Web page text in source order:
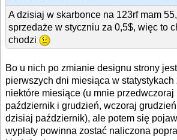
A dzisiaj w skarbonce na 123rf mam
sprzedaże w styczniu za 0,5$, więc to
chodzi
Bo u nich po zmianie designu strony
pierwszych dni miesiąca w statystykach
niektóre miesiące (u mnie przedwczoraj
październik i grudzień, wczoraj grudzień
dzisiaj październik), ale potem się
wypłaty powinna zostać naliczona